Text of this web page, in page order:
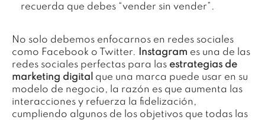
recuerda que debes “vender sin vender”.
No solo debemos enfocarnos en redes sociales
como Facebook o Twitter.
Instagram es una de las
redes sociales perfectas para las estrategias de
marketing digital que una marca puede usar en su
modelo de negocio, la razón es que aumenta las
interacciones y refuerza la fidelización,
cumpliendo algunos de los objetivos que todas las